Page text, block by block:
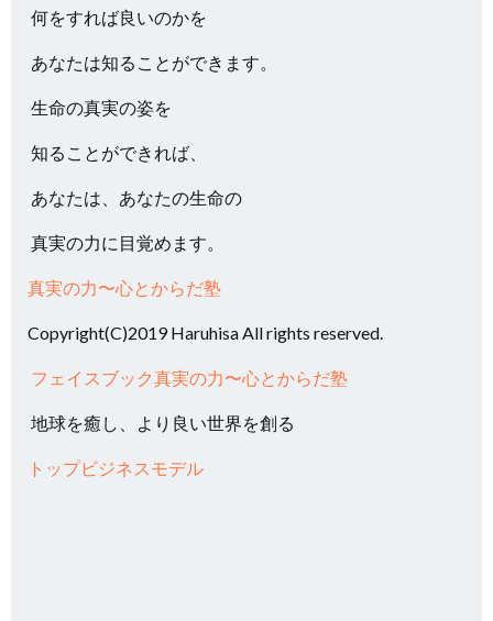
何をすれば良いのかを
あなたは知ることができます。
生命の真実の姿を
知ることができれば、
あなたは、あなたの生命の
真実の力に目覚めます。
真実の力〜心とからだ塾
Copyright(C)2019 Haruhisa All rights reserved.
フェイスブック真実の力〜心とからだ塾
地球を癒し、より良い世界を創る
トップビジネスモデル